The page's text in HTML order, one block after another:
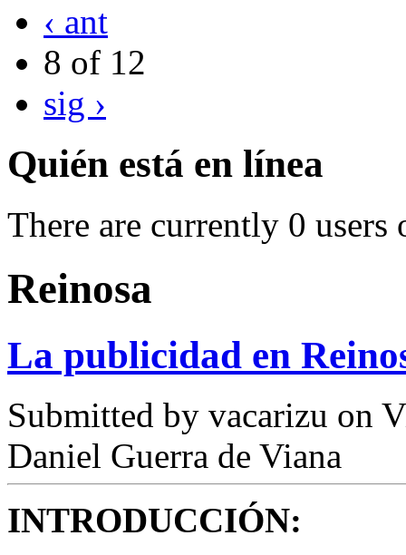
‹ ant
8 of 12
sig ›
Quién está en línea
There are currently 0 users
Reinosa
La publicidad en
Submitted by vacarizu on
Daniel Guerra de Viana
INTRODUCCIÓN: